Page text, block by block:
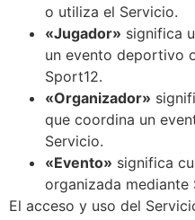
o utiliza el Servicio.
«Jugador» significa
un evento deportivo
Sport12.
«Organizador»
que coordina un
Servicio.
«Evento» significa
organizada mediante
El acceso y uso del